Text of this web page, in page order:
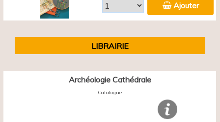
Ajouter
LIBRAIRIE
Archéologie Cathédrale
Catalogue